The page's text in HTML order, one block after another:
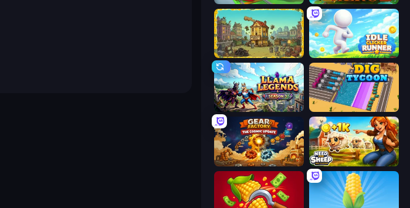
The Garbaggio Hotel Idle Clicker Runner
Llama Legends Dig Tycoon
Gear Factory Need for Sheep: Idle Clicker